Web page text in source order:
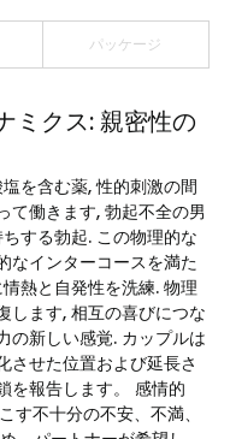
パッケージ
ミクス: 親密性の
を含む薬, 性的刺激の間
て働きます, 勃起不全の男
する勃起. この物理的な
なインターコースを満た
熱と自発性を洗練. 物理
します, 相互の喜びにつな
の新しい感覚. カップルは
させた位置および延長さ
を報告します。 感情的
す不十分の不安、不満、